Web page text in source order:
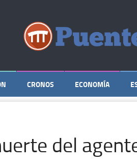
CRONOS ECONOMÍA
del